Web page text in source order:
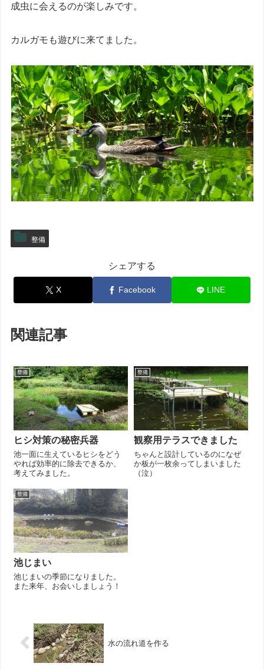
成虫に会えるのが楽しみです。
カルガモも遊びに来てました。
整備
シェアする
X Facebook LINE
関連記事
整備
ヒシ対策の秘密兵器
池一面に生えているヒシをどう
やれば効率的に除去できるか、
考えてみました。
整備
観察用テラスできました
ちゃんと設計しているのになぜ
か板が一枚余ってしまいました
（泣）
整備
池じまい
池じまいの季節になりました。
また来年、お会いしましょう！
水の流れ道を作る